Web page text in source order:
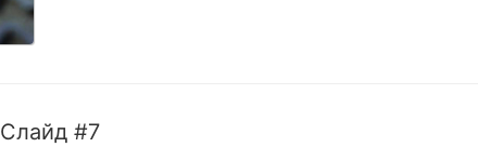
Слайд #7